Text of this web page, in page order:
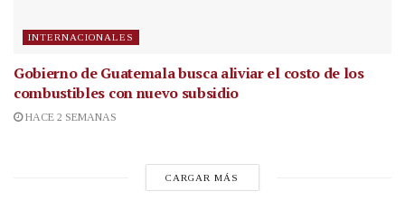
INTERNACIONALES
Gobierno de Guatemala busca aliviar el costo de los
combustibles con nuevo subsidio
HACE 2 SEMANAS
CARGAR MÁS